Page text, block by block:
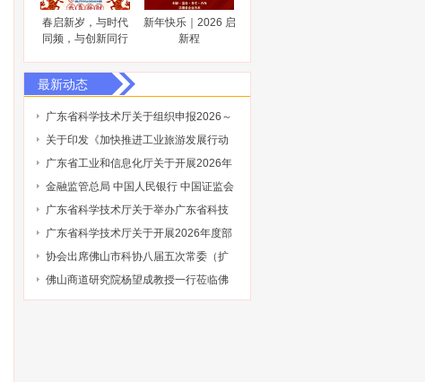
春启新岁，与时代
同频，与创新同行
新年快乐｜2026 启
新程
最新动态
广东省科学技术厅关于组织申报2026～
2027年度省重点领域研发计划“智能机器
人”专项项目的通知
关于印发《加快推进工业旅游发展行动
计划（2026-2030年）》的通知
广东省工业和信息化厅关于开展2026年
省级企业技术中心（第25批）认定的通
知
金融监管总局 中国人民银行 中国证监会
财政部关于健全金融机构治理的实施意
见
广东省科学技术厅关于举办广东省科技
保险后奖补管理办法及2027年广东省科
技与金融结合专项申报指南政策解读培
训会的通知
广东省科学技术厅关于开展2026年度部
级科技型企业孵化器推荐工作的通知
协会出席佛山市科协八届五次常委（扩
大）会议
佛山商道研究院杨望成教授一行莅临佛
山市科技金融协会调研指导